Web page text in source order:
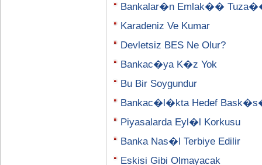
Bankalar�n Emlak��
Karadeniz Ve Kumar
Devletsiz BES Ne Olur?
Bankac�ya K�z Yok
Bu Bir Soygundur
Bankac�l�kta Hedef
Piyasalarda Eyl�l Korkusu
Banka Nas�l Terbiye Edilir
Eskisi Gibi Olmayacak